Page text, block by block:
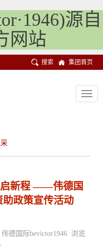
源自
网站
搜索 集团首页
启新程 ——伟德国
助政策宣传活动
德国际bevictor1946 浏览